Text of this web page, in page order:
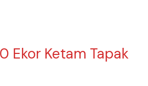
Ekor Ketam Tapak